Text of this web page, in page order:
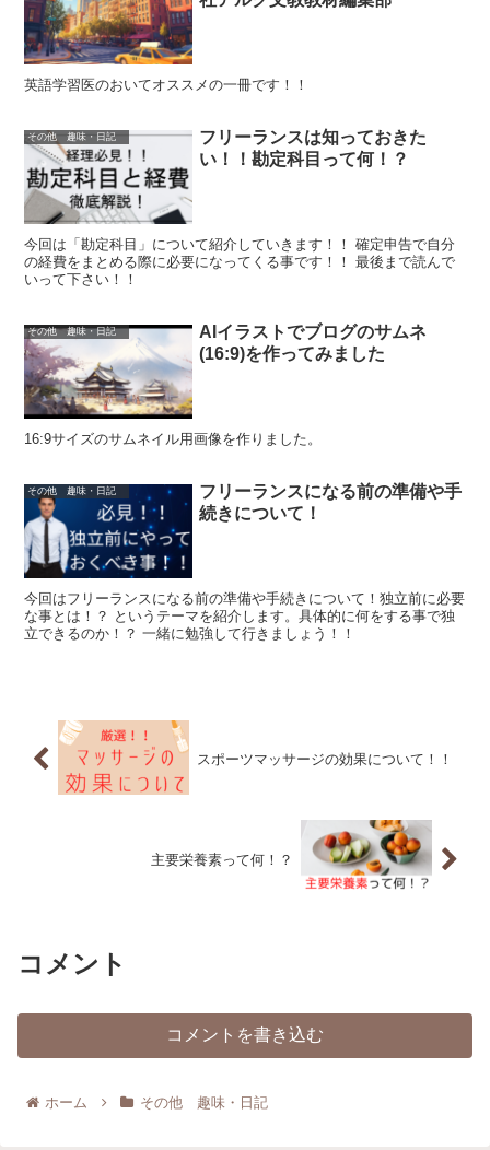
英語学習医のおいてオススメの一冊です！！
その他 趣味・日記
フリーランスは知っておきた
い！！勘定科目って何！？
今回は「勘定科目」について紹介していきます！！ 確定申告で自分
の経費をまとめる際に必要になってくる事です！！ 最後まで読んで
いって下さい！！
その他 趣味・日記
AIイラストでブログのサムネ
(16:9)を作ってみました
16:9サイズのサムネイル用画像を作りました。
その他 趣味・日記
フリーランスになる前の準備や手
続きについて！
今回はフリーランスになる前の準備や手続きについて！独立前に必要
な事とは！？ というテーマを紹介します。具体的に何をする事で独
立できるのか！？ 一緒に勉強して行きましょう！！
スポーツマッサージの効果について！！
主要栄養素って何！？
コメント
コメントを書き込む
ホーム その他 趣味・日記